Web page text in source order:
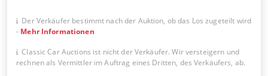
Der Verkäufer bestimmt nach der Auktion, ob das Los zugeteilt wird
- Mehr Informationen
Classic Car Auctions ist nicht der Verkäufer. Wir versteigern und
rechnen als Vermittler im Auftrag eines Dritten, des Verkäufers, ab.